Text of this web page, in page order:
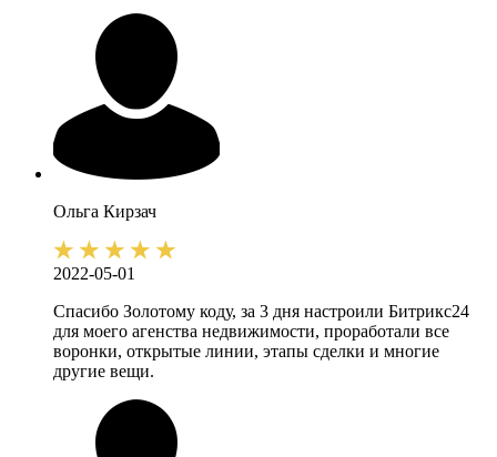
Ольга Кирзач
2022-05-01
Спасибо Золотому коду, за 3 дня настроили Битрикс24
для моего агенства недвижимости, проработали все
воронки, открытые линии, этапы сделки и многие
другие вещи.